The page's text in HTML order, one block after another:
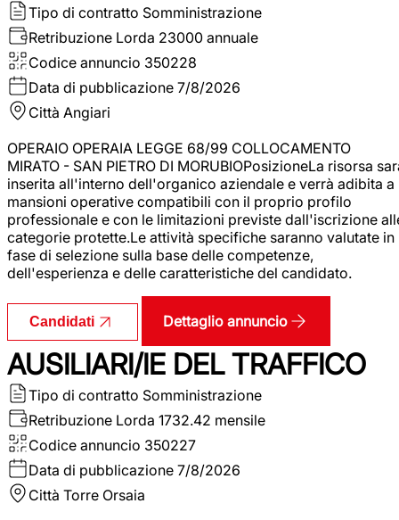
Tipo di contratto Somministrazione
Retribuzione Lorda 23000 annuale
Codice annuncio 350228
Data di pubblicazione 7/8/2026
Città Angiari
OPERAIO OPERAIA LEGGE 68/99 COLLOCAMENTO
MIRATO - SAN PIETRO DI MORUBIOPosizioneLa risorsa
inserita all'interno dell'organico aziendale e verrà adibita a
mansioni operative compatibili con il proprio profilo
professionale e con le limitazioni previste dall'iscrizione
categorie protette.Le attività specifiche saranno valutate in
fase di selezione sulla base delle competenze,
dell'esperienza e delle caratteristiche del candidato.
Candidati Dettaglio annuncio
AUSILIARI/IE DEL TRAFFICO
Tipo di contratto Somministrazione
Retribuzione Lorda 1732.42 mensile
Codice annuncio 350227
Data di pubblicazione 7/8/2026
Città Torre Orsaia